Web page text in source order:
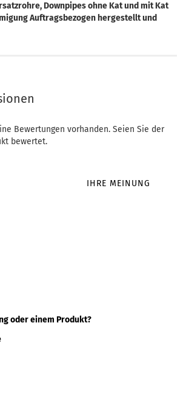
Downpipes ohne Kat und mit Kat
Auftragsbezogen hergestellt und
Bewertungen vorhanden. Seien Sie der
bewertet.
IHRE MEINUNG
oder einem Produkt?